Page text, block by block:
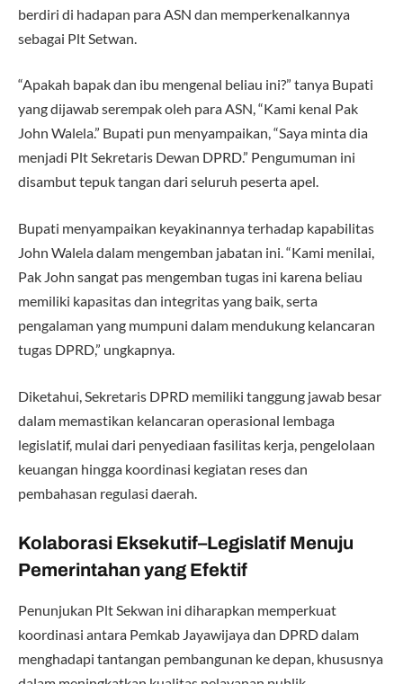
berdiri di hadapan para ASN dan memperkenalkannya
sebagai Plt Setwan.
“Apakah bapak dan ibu mengenal beliau ini?” tanya Bupati
yang dijawab serempak oleh para ASN, “Kami kenal Pak
John Walela.” Bupati pun menyampaikan, “Saya minta dia
menjadi Plt Sekretaris Dewan DPRD.” Pengumuman ini
disambut tepuk tangan dari seluruh peserta apel.
Bupati menyampaikan keyakinannya terhadap kapabilitas
John Walela dalam mengemban jabatan ini. “Kami menilai,
Pak John sangat pas mengemban tugas ini karena beliau
memiliki kapasitas dan integritas yang baik, serta
pengalaman yang mumpuni dalam mendukung kelancaran
tugas DPRD,” ungkapnya.
Diketahui, Sekretaris DPRD memiliki tanggung jawab besar
dalam memastikan kelancaran operasional lembaga
legislatif, mulai dari penyediaan fasilitas kerja, pengelolaan
keuangan hingga koordinasi kegiatan reses dan
pembahasan regulasi daerah.
Kolaborasi Eksekutif–Legislatif Menuju
Pemerintahan yang Efektif
Penunjukan Plt Sekwan ini diharapkan memperkuat
koordinasi antara Pemkab Jayawijaya dan DPRD dalam
menghadapi tantangan pembangunan ke depan, khususnya